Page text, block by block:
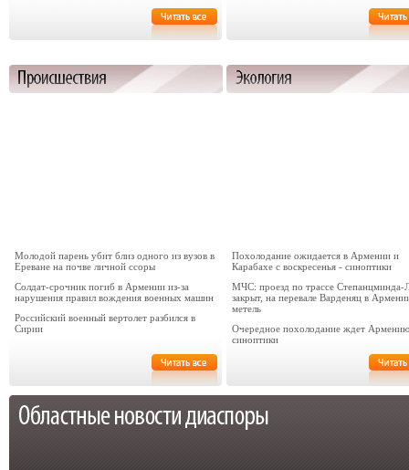
Молодой парень убит близ одного из вузов в
Ереване на почве личной ссоры
Солдат-срочник погиб в Армении из-за
нарушения правил вождения военных машин
Российский военный вертолет разбился в
Сирии
Похолодание ожидается в Армении и
Карабахе с воскресенья - синоптики
МЧС: проезд по трассе Степанцминда-
закрыт, на перевале Варденяц в
метель
Очередное похолодание ждет
синоптики